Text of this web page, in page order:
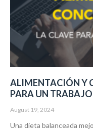
ALIMENTACIÓN Y
PARA UN
August 19, 2024
Una dieta balanceada